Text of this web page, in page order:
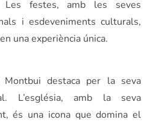
Les festes, amb les seves
i esdeveniments culturals,
una experiència única.
Montbui destaca per la seva
L’església, amb la seva
és una icona que domina el